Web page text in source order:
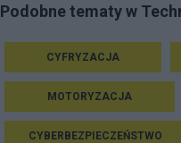
Podobne tematy w
CYFRYZACJA
MOTORYZACJA
CYBERBEZPIECZEŃSTWO